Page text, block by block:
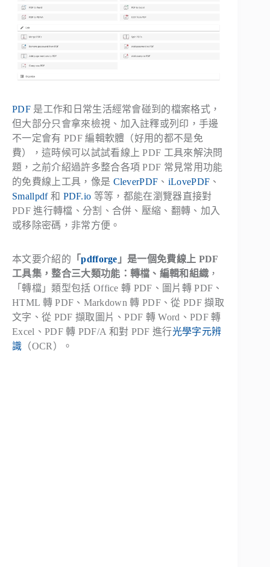
PDF是工作和日常生活經常會碰到的檔案格式，
但大部分只會拿來檢視、加入註釋或列印，手邊
不一定會有 PDF 編輯軟體（好用的都不是免
費），這時候可以試試看線上 PDF 工具來解決問
題，之前介紹過許多整合各項 PDF 常見常用功能
的免費線上工具，像是 CleverPDF 、 iLovePDF 、
Smallpdf和 PDF.io 等等，都能在瀏覽器直接對
PDF 進行轉檔、分割、合併、壓縮、翻轉、加入
或移除密碼，非常方便。
本文要介紹的 「pdfforge 」是一個免費線上 PDF
工具集，整合三大類功能：轉檔、編輯和組織 ，
「轉檔」類型包括 Office 轉 PDF、圖片轉 PDF、
HTML 轉 PDF、Markdown 轉 PDF、從 PDF 擷取
文字、從 PDF 擷取圖片、PDF 轉 Word、PDF 轉
Excel、PDF 轉 PDF/A 和對 PDF 進行光學字元辨
識 （OCR）。